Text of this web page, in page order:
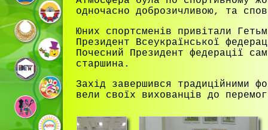
одночасно доброзичливою, та
Юних спортсменів привітали
Президент Всеукраїнської
Почесний Президент федерації
старшина.
Захід завершився традиційними
вели своїх вихованців до